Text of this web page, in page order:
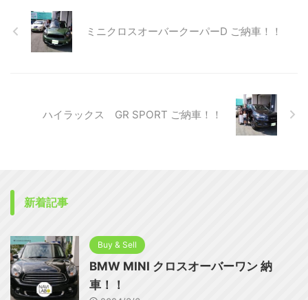
ミニクロスオーバークーパーD ご納車！！
ハイラックス GR SPORT ご納車！！
新着記事
Buy & Sell
BMW MINI クロスオーバーワン 納
車！！